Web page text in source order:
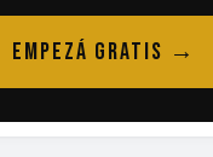
EMPEZÁ GRATIS →